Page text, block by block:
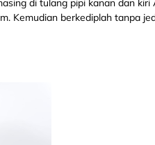
di tulang pipi kanan dan
Kemudian berkediplah tanpa